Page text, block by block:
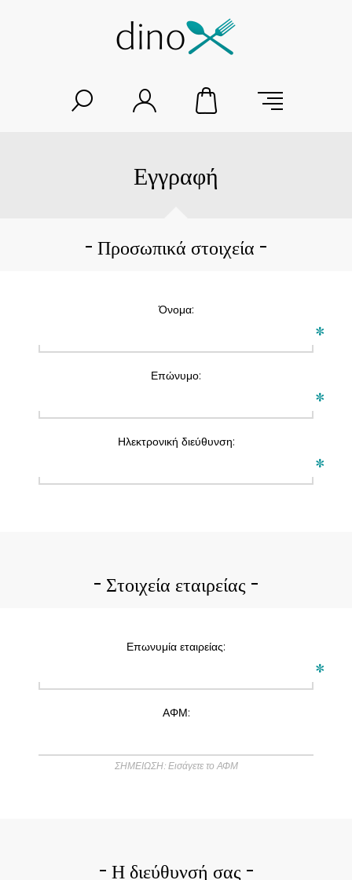
Εγγραφή
Προσωπικά στοιχεία
Όνομα:
*
Επώνυμο:
*
Ηλεκτρονική διεύθυνση:
*
Στοιχεία εταιρείας
Επωνυμία εταιρείας:
*
ΑΦΜ:
ΣΗΜΕΙΩΣΗ: Εισάγετε το ΑΦΜ
Η διεύθυνσή σας